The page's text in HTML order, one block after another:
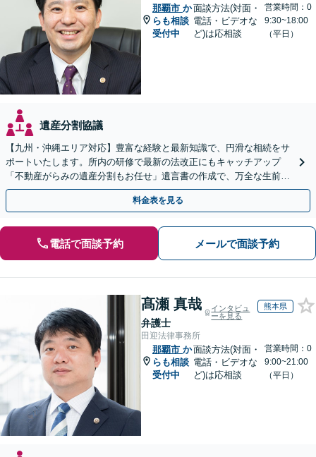
那覇市 か
らも相談
受付中
面談方法(対面・
電話・ビデオな
ど)は応相談
営業時間：0
9:30~18:00
（平日）
遺産分割協議
【九州・沖縄エリア対応】豊富な経験と最新知識で、円滑な相続をサ
ポートいたします。所内の研修で最新の法改正にもキャッチアップ
「不動産がらみの遺産分割もお任せ」遺言書の作成で、万全な生前対
策をおこないましょう【夜間・休日面談可】
料金表を見る
電話で面談予約 メールで面談予約
髙瀬 真哉
弁護士
インタビュ
ーを見る
熊本県
田迎法律事務所
那覇市 か
らも相談
受付中
面談方法(対面・
電話・ビデオな
ど)は応相談
営業時間：0
9:00~21:00
（平日）